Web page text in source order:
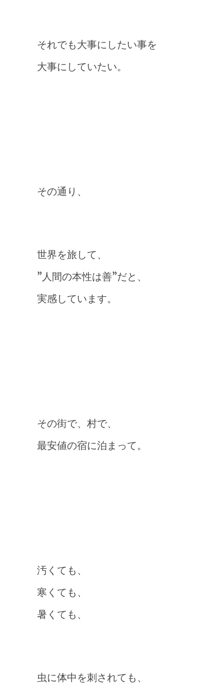
それでも大事にしたい事を
大事にしていたい。
その通り、
世界を旅して、
”人間の本性は善”だと、
実感しています。
その街で、村で、
最安値の宿に泊まって。
汚くても、
寒くても、
暑くても、
虫に体中を刺されても、